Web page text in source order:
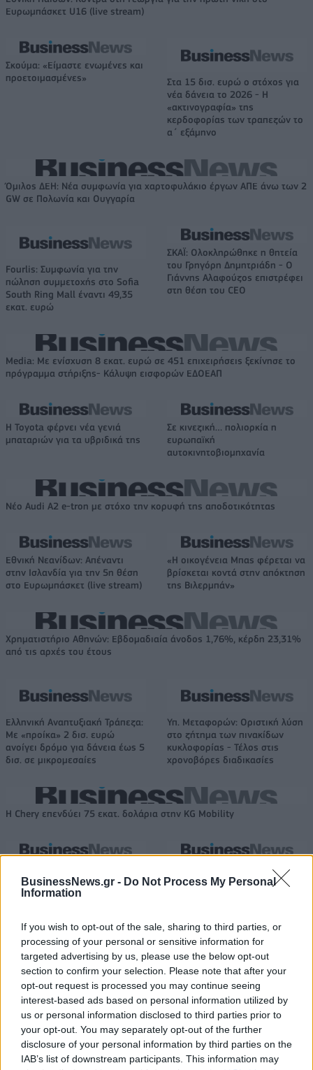
BusinessNews.gr - Do Not Process My Personal
Information
If you wish to opt-out of the sale, sharing to third parties, or
processing of your personal or sensitive information for
targeted advertising by us, please use the below opt-out
section to confirm your selection. Please note that after your
opt-out request is processed you may continue seeing
interest-based ads based on personal information utilized by
us or personal information disclosed to third parties prior to
your opt-out. You may separately opt-out of the further
disclosure of your personal information by third parties on the
IAB’s list of downstream participants. This information may
Ευρωμπάσκετ U16 (live stream)
Σκούμα: «Είμαστε ενωμένες και
προετοιμασμένες»
Στα 15 δισ. ευρώ ο στόχος για
νέα δάνεια το 2026 - Η
«ακτινογραφία» της
κερδοφορίας των τραπεζών το
α΄ εξάμηνο
Όμιλος ΔΕΗ: Νέα συμφωνία για χαρτοφυλάκιο έργων ΑΠΕ άνω των 2
GW σε Πολωνία και Ουγγαρία
Fourlis: Συμφωνία για την
πώληση συμμετοχής στο Sofia
South Ring Mall έναντι 49,35
εκατ. ευρώ
ΣΚΑΪ: Ολοκληρώθηκε η θητεία
του Γρηγόρη Δημητριάδη - Ο
Γιάννης Αλαφούζος επιστρέφει
στη θέση του CEO
Media: Με ενίσχυση 8 εκατ. ευρώ σε 451 επιχειρήσεις ξεκίνησε το
πρόγραμμα στήριξης- Κάλυψη εισφορών ΕΔΟΕΑΠ
Η Toyota φέρνει νέα γενιά
μπαταριών για τα υβριδικά της
Σε κινεζική… πολιορκία η
ευρωπαϊκή
αυτοκινητοβιομηχανία
Νέο Audi A2 e-tron με στόχο την κορυφή της αποδοτικότητας
Εθνική Νεανίδων: Απέναντι
στην Ισλανδία για την 5η θέση
στο Ευρωμπάσκετ (live stream)
«Η οικογένεια Μπας φέρεται να
βρίσκεται κοντά στην απόκτηση
της Βιλερμπάν»
Χρηματιστήριο Αθηνών: Εβδομαδιαία άνοδος 1,76%, κέρδη 23,31%
από τις αρχές του έτους
Ελληνική Αναπτυξιακή Τράπεζα:
Με «προίκα» 2 δισ. ευρώ
ανοίγει δρόμο για δάνεια έως 5
δισ. σε μικρομεσαίες
Υπ. Μεταφορών: Οριστική λύση
στο ζήτημα των πινακίδων
κυκλοφορίας - Τέλος στις
χρονοβόρες διαδικασίες
Η Chery επενδύει 75 εκατ. δολάρια στην KG Mobility
18.990 ευρώ
συνεχίζουν μαζί: Ανανέωση της
18η συνεχόμενη χρονιά για τον ΟΤΕ στη διεθνή σειρά δεικτών
FTSE4Good
Alpha Bank: Για πρώτη φορά το Αρχαίο Θέατρο Επιδαύρου άνοιξε τις
πύλες του σε όλους